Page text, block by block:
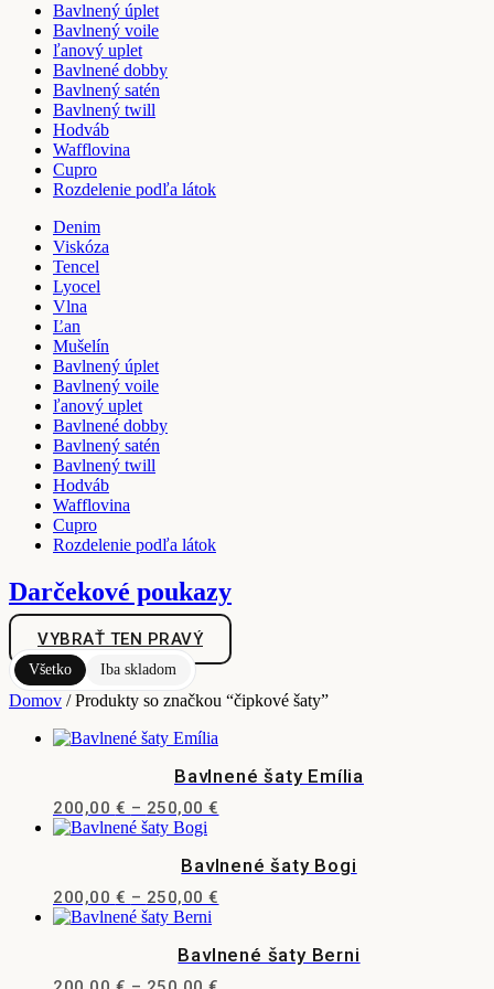
Bavlnený úplet
Bavlnený voile
ľanový uplet
Bavlnené dobby
Bavlnený satén
Bavlnený twill
Hodváb
Wafflovina
Cupro
Rozdelenie podľa látok
Denim
Viskóza
Tencel
Lyocel
Vlna
Ľan
Mušelín
Bavlnený úplet
Bavlnený voile
ľanový uplet
Bavlnené dobby
Bavlnený satén
Bavlnený twill
Hodváb
Wafflovina
Cupro
Rozdelenie podľa látok
Darčekové poukazy
VYBRAŤ TEN PRAVÝ
Všetko Iba skladom
Domov / Produkty so značkou “čipkové šaty”
Bavlnené šaty Emília
200,00 € – 250,00 €
through
Tento
variantov.
Možnosti
Bavlnené šaty Bogi
200,00 € – 250,00 €
through
Tento
Bavlnené šaty Berni